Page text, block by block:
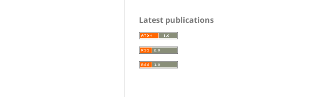
Latest publications